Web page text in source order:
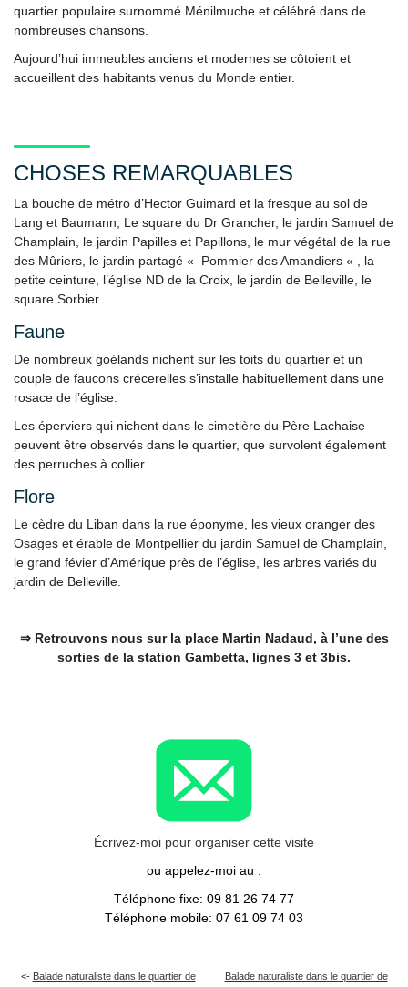
quartier populaire surnommé Ménilmuche et célébré dans de
nombreuses chansons.
Aujourd’hui immeubles anciens et modernes se côtoient et
accueillent des habitants venus du Monde entier.
CHOSES REMARQUABLES
La bouche de métro d’Hector Guimard et la fresque au sol de
Lang et Baumann, Le square du Dr Grancher, le jardin Samuel de
Champlain, le jardin Papilles et Papillons, le mur végétal de la rue
des Mûriers, le jardin partagé « Pommier des Amandiers « , la
petite ceinture, l’église ND de la Croix, le jardin de Belleville, le
square Sorbier…
Faune
De nombreux goélands nichent sur les toits du quartier et un
couple de faucons crécerelles s’installe habituellement dans une
rosace de l’église.
Les éperviers qui nichent dans le cimetière du Père Lachaise
peuvent être observés dans le quartier, que survolent également
des perruches à collier.
Flore
Le cèdre du Liban dans la rue éponyme, les vieux oranger des
Osages et érable de Montpellier du jardin Samuel de Champlain,
le grand févier d’Amérique près de l’église, les arbres variés du
jardin de Belleville.
⇒ Retrouvons nous sur la place Martin Nadaud, à l’une des
sorties de la station Gambetta, lignes 3 et 3bis.
Écrivez-moi pour organiser cette visite
ou appelez-moi au :
Téléphone fixe: 09 81 26 74 77
Téléphone mobile: 07 61 09 74 03
Balade naturaliste dans le quartier de
Balade naturaliste dans le quartier de